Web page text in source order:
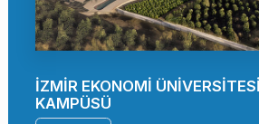
İZMİR EKONOMİ
KAMPÜSÜ